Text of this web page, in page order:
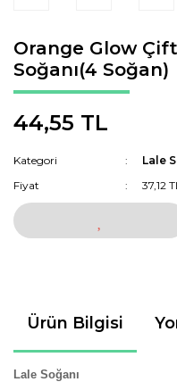
Orange Glow
Soğanı(4 Soğan)
44,55 TL
Kategori
Lale
Fiyat
37,12
Ürün Bilgisi
Lale Soğanı